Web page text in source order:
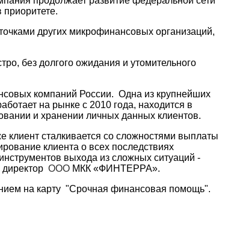
других микрофинансовых организаций,
без долгого ожидания и утомительного
компаний России. Одна из крупнейших
на рынке с 2010 года, находится в
и хранении личных данных клиентов.
клиент сталкивается со сложностями выплаты
клиента о всех последствиях
выхода из сложных ситуаций -
ООО МКК «ФИНТЕРРА».
на карту "Срочная финансовая помощь".